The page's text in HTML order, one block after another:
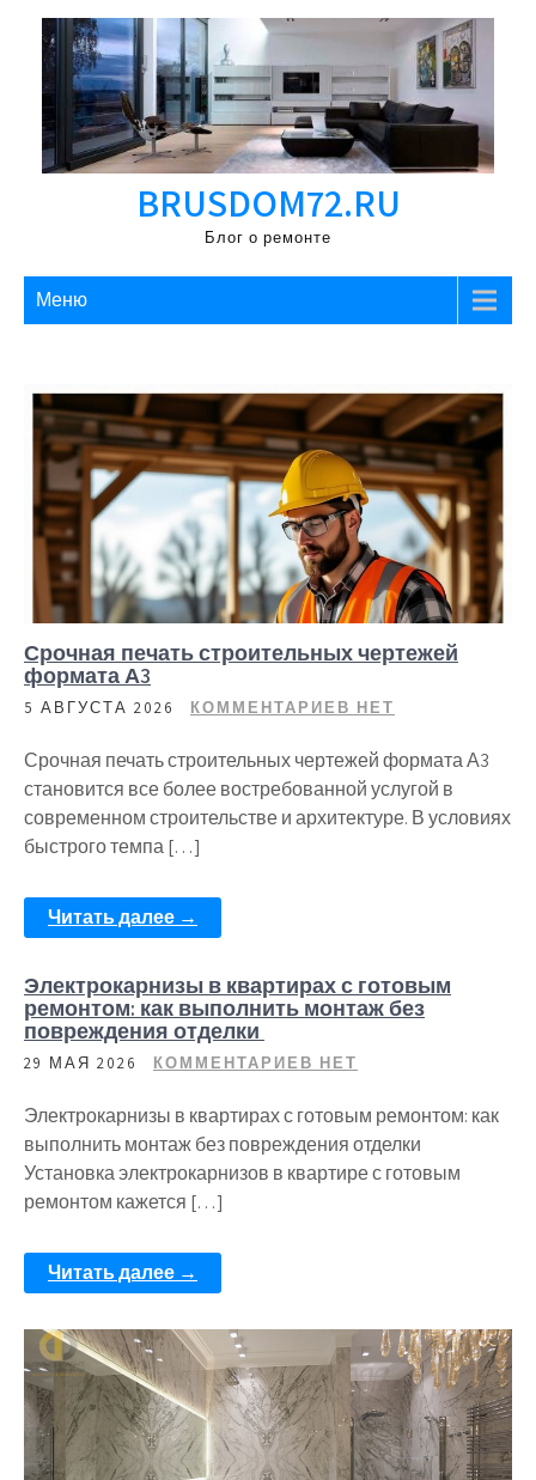
Перейти
содержимому
BRUSDOM72.RU
Блог о ремонте
Меню
Срочная печать строительных чертежей
формата А3
5 АВГУСТА 2026 КОММЕНТАРИЕВ НЕТ
Срочная печать строительных чертежей формата А3
становится все более востребованной услугой в
современном строительстве и архитектуре. В условиях
быстрого темпа […]
Читать далее →
Электрокарнизы в квартирах с готовым
ремонтом: как выполнить монтаж без
повреждения отделки
29 МАЯ 2026 КОММЕНТАРИЕВ НЕТ
Электрокарнизы в квартирах с готовым ремонтом: как
выполнить монтаж без повреждения отделки
Установка электрокарнизов в квартире с готовым
ремонтом кажется […]
Читать далее →